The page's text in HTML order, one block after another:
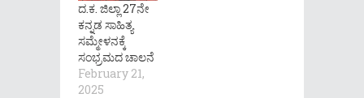
ದ.ಕ. ಜಿಲ್ಲಾ 27ನೇ
ಕನ್ನಡ ಸಾಹಿತ್ಯ
ಸಮ್ಮೇಳನಕ್ಕೆ
ಸಂಭ್ರಮದ ಚಾಲನೆ
February 21,
2025